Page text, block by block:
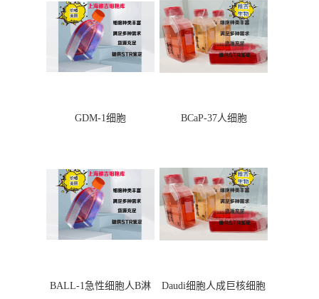
GDM-1细胞 BCaP-37人细胞
BALL-1急性细胞人B淋
Daudi细胞人成巨核细胞